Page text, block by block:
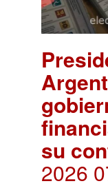
su
2026